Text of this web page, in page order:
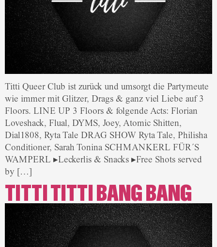
Titti Queer Club ist zurück und umsorgt die Partymeute
wie immer mit Glitzer, Drags & ganz viel Liebe auf 3
Floors. LINE UP 3 Floors & folgende Acts: Florian
Loveshack, Flual, DYMS, Joey, Atomic Shitten,
Dial1808, Ryta Tale DRAG SHOW Ryta Tale, Philisha
Conditioner, Sarah Tonina SCHMANKERL FÜR´S
WAMPERL ▸Leckerlis & Snacks ▸Free Shots served
by […]
TITTI TITTI BANG BANG